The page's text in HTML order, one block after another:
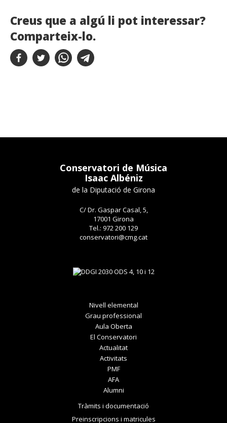
Creus que a algú li pot interessar?
Comparteix-lo.
Conservatori de Música
Isaac Albéniz
de la Diputació de Girona
C/ Dr. Gaspar Casal, 5,
17001 Girona
Tel.: 972 200 129
conservatori@cmg.cat
Nivell elemental
Grau professional
Aula Oberta
El Conservatori
Actualitat
Activitats
PMF
AFA
Alumni
Tràmits i documentació
Preinscripcions i matricules